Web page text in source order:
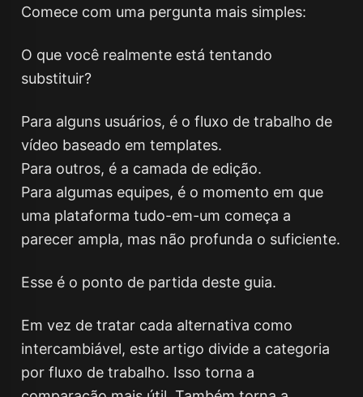
Comece com uma pergunta mais simples:
O que você realmente está tentando
substituir?
Para alguns usuários, é o fluxo de trabalho de
vídeo baseado em templates.
Para outros, é a camada de edição.
Para algumas equipes, é o momento em que
uma plataforma tudo-em-um começa a
parecer ampla, mas não profunda o suficiente.
Esse é o ponto de partida deste guia.
Em vez de tratar cada alternativa como
intercambiável, este artigo divide a categoria
por fluxo de trabalho. Isso torna a